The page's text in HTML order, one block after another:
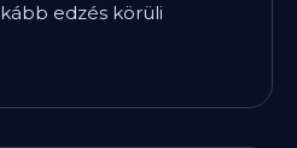
edzés körüli